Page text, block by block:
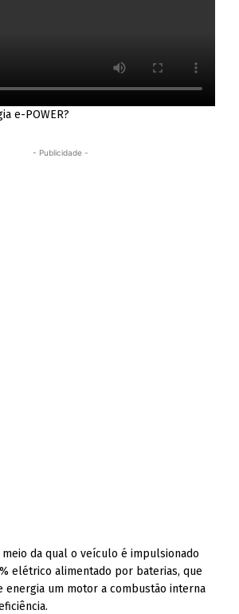
e-POWER?
- Publicidade -
da qual o veículo é impulsionado
elétrico alimentado por baterias, que
energia um motor a combustão interna